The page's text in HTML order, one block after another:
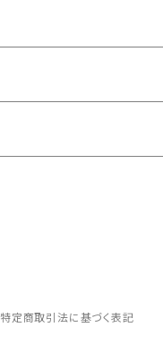
特定商取引法に基づく表記